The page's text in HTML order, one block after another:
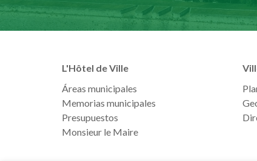
L'Hôtel de Ville
Áreas municipales
Memorias municipales
Presupuestos
Monsieur le Maire